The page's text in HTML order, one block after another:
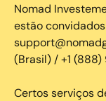
Nomad
estão
(Brasil) / +1
Certos serviços